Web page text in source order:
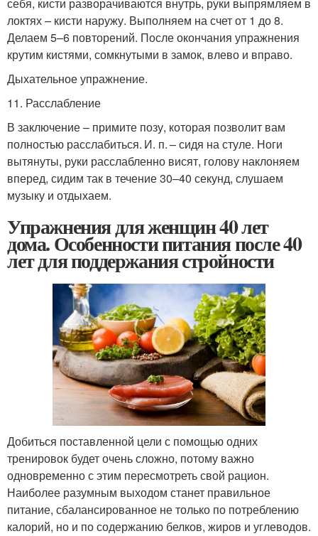
локтях – кисти наружу. Выполняем на счет от 1 до 8.
Делаем 5–6 повторений. После окончания упражнения
крутим кистями, сомкнутыми в замок, влево и вправо.
Дыхательное упражнение.
11. Расслабление
В заключение – примите позу, которая позволит вам
полностью расслабиться. И. п. – сидя на стуле. Ноги
вытянуты, руки расслабленно висят, голову наклоняем
вперед, сидим так в течение 30–40 секунд, слушаем
музыку и отдыхаем.
Упражнения для женщин 40 лет
дома. Особенности питания после 40
лет для поддержания стройности
Добиться поставленной цели с помощью одних
тренировок будет очень сложно, потому важно
одновременно с этим пересмотреть свой рацион.
Наиболее разумным выходом станет правильное
питание, сбалансированное не только по потреблению
калорий, но и по содержанию белков, жиров и углеводов.